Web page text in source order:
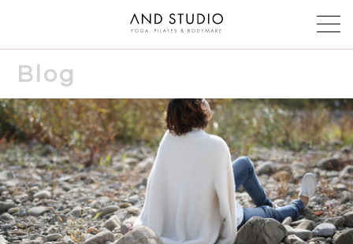
Class & instructor
Schedule スケジュール
Reservation 予約
Voice お客様の声
Blog